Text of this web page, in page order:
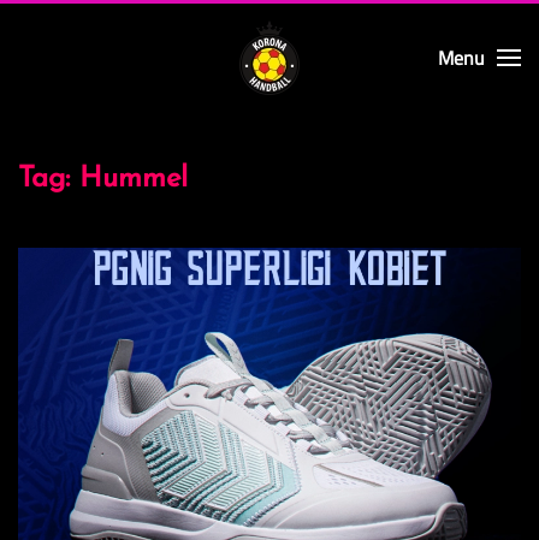
Menu
Tag: Hummel